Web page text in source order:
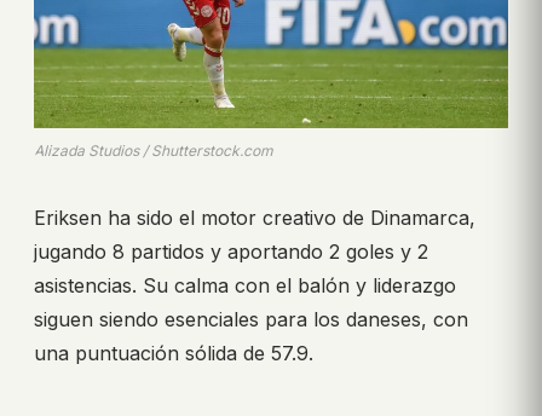
Alizada Studios / Shutterstock.com
Eriksen ha sido el motor creativo de Dinamarca,
jugando 8 partidos y aportando 2 goles y 2
asistencias. Su calma con el balón y liderazgo
siguen siendo esenciales para los daneses, con
una puntuación sólida de 57.9.